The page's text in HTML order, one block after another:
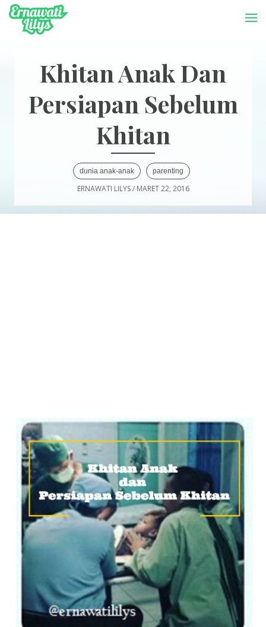
-->
Khitan Anak Dan
Persiapan Sebelum
Khitan
dunia anak-anak parenting
ERNAWATI LILYS/ MARET 22, 2016